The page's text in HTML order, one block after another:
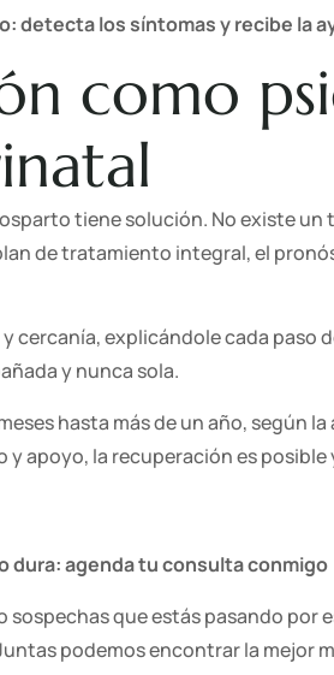
detecta los síntomas y recibe la
como
tiene solución. No existe un
de tratamiento integral, el
cercanía, explicándole cada paso
y nunca sola.
hasta más de un año, según
apoyo, la recuperación es posible
dura: agenda tu consulta conmigo
sospechas que estás pasando por
podemos encontrar la mejor